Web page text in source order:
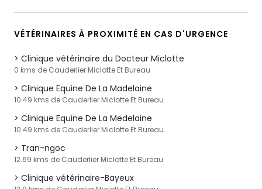
VÉTÉRINAIRES À PROXIMITÉ EN CAS D'URGENCE
Clinique vétérinaire du Docteur Miclotte
0 kms de Cauderlier Miclotte Et Bureau
Clinique Equine De La Madelaine
10.49 kms de Cauderlier Miclotte Et Bureau
Clinique Equine De La Medelaine
10.49 kms de Cauderlier Miclotte Et Bureau
Tran-ngoc
12.69 kms de Cauderlier Miclotte Et Bureau
Clinique vétérinaire-Bayeux